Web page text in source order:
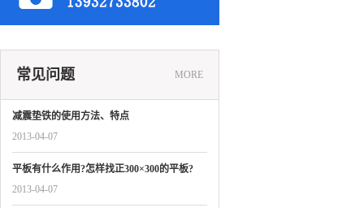
常见问题 MORE
减震垫铁的使用方法、特点
2013-04-07
平板有什么作用?怎样找正300×300的平板?
2013-04-07